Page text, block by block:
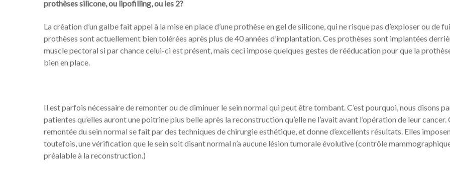
prothèses silicone, ou lipofilling, ou les 2?
La création d’un galbe fait appel à la mise en place d’une prothèse en gel de silicone, qui ne risque pas d’exploser ou de
prothèses sont actuellement bien tolérées après plus de 40 années d’implantation. Ces prothèses sont implantées
muscle pectoral si par chance celui-ci est présent, mais ceci impose quelques gestes de rééducation pour que la
bien en place.
Il est parfois nécessaire de remonter ou de diminuer le sein normal qui peut être tombant. C’est pourquoi, nous disons
patientes qu’elles auront une poitrine plus belle après la reconstruction qu’elle ne l’avait avant l’opération de leur cancer.
remontée du sein normal se fait par des techniques de chirurgie esthétique, et donne d’excellents résultats. Elles
toutefois, une vérification que le sein soit disant normal n’a aucune lésion tumorale évolutive (contrôle
préalable à la reconstruction.)